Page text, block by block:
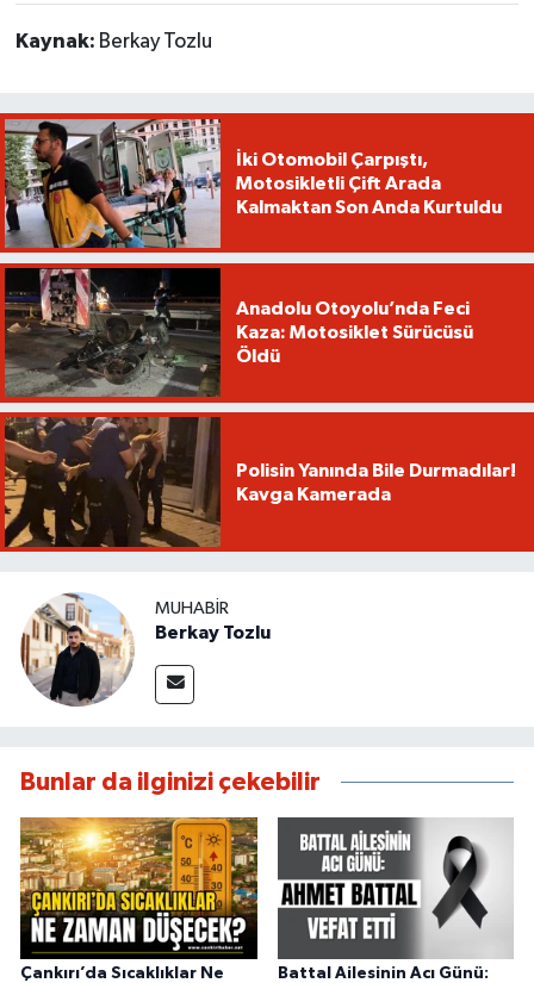
Kaynak: Berkay Tozlu
İki Otomobil Çarpıştı,
Motosikletli Çift Arada
Kalmaktan Son Anda Kurtuldu
Anadolu Otoyolu’nda Feci
Kaza: Motosiklet Sürücüsü
Öldü
Polisin Yanında Bile Durmadılar!
Kavga Kamerada
MUHABIR
Berkay Tozlu
Bunlar da ilginizi çekebilir
Çankırı’da Sıcaklıklar Ne
Battal Ailesinin Acı Günü: